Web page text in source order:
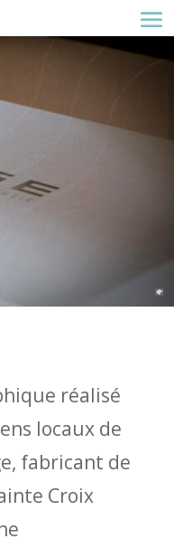
réalisé
locaux de
fabricant de
Croix